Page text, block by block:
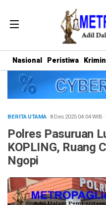
Nasional Peristiwa
BERITA UTAMA· 8 Des 202504:04WIB ·
Polres Pasuruan
KOPLING, Ruang
Ngopi